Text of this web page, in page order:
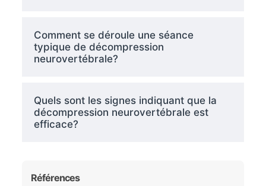
Comment se déroule une séance
typique de décompression
neurovertébrale?
Quels sont les signes indiquant que la
décompression neurovertébrale est
efficace?
Références